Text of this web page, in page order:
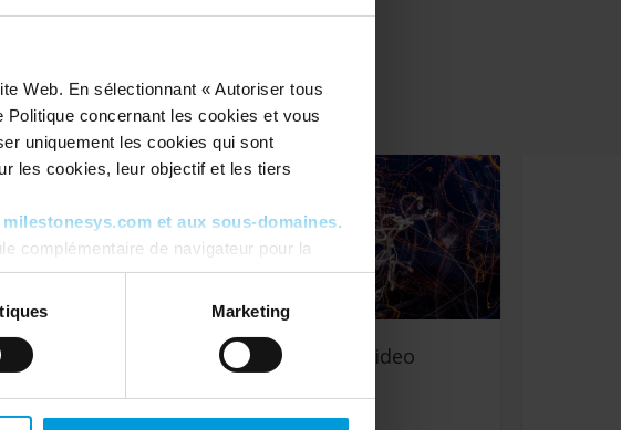
Web. En sélectionnant « Autoriser tous
concernant les cookies et vous
uniquement les cookies qui sont
les cookies, leur objectif et les tiers
milestonesys.com et aux sous-domaines.
complémentaire de navigateur pour la
. Vous pouvez toujoursmodifier
Marketing
médias
the next
The Future of Video